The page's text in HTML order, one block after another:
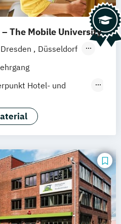
The Mobile University
Dresden
Düsseldorf
Köln
Wien
Hamm Zürich
Hotel- und
Hotelmanagement